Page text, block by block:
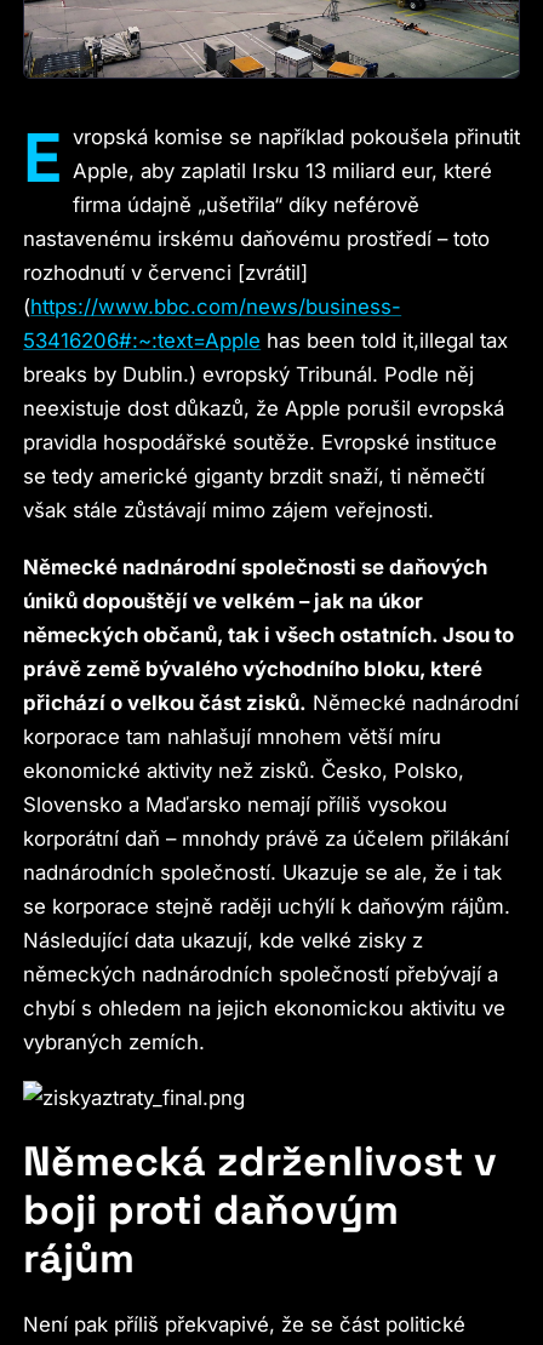
E vropská komise se například pokoušela přinutit
Apple, aby zaplatil Irsku 13 miliard eur, které
firma údajně „ušetřila“ díky neférově
nastavenému irskému daňovému prostředí – toto
rozhodnutí v červenci [zvrátil]
(https://www.bbc.com/news/business-
53416206#:~:text=Apple has been told it,illegal tax
breaks by Dublin.) evropský Tribunál. Podle něj
neexistuje dost důkazů, že Apple porušil evropská
pravidla hospodářské soutěže. Evropské instituce
se tedy americké giganty brzdit snaží, ti němečtí
však stále zůstávají mimo zájem veřejnosti.
Německé nadnárodní společnosti se daňových
úniků dopouštějí ve velkém – jak na úkor
německých občanů, tak i všech ostatních. Jsou to
právě země bývalého východního bloku, které
přichází o velkou část zisků. Německé nadnárodní
korporace tam nahlašují mnohem větší míru
ekonomické aktivity než zisků. Česko, Polsko,
Slovensko a Maďarsko nemají příliš vysokou
korporátní daň – mnohdy právě za účelem přilákání
nadnárodních společností. Ukazuje se ale, že i tak
se korporace stejně raději uchýlí k daňovým rájům.
Následující data ukazují, kde velké zisky z
německých nadnárodních společností přebývají a
chybí s ohledem na jejich ekonomickou aktivitu ve
vybraných zemích.
Německá zdrženlivost v
boji proti daňovým
rájům
Není pak příliš překvapivé, že se část politické